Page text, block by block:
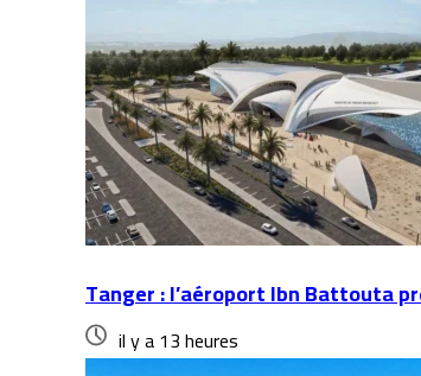
Tanger : l’aéroport Ibn Battouta
il y a 13 heures